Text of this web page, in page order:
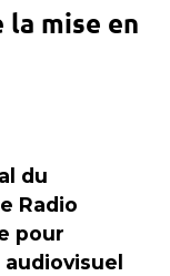
mise en
du
Radio
pour